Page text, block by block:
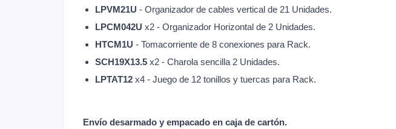
LPVM21U - Organizador de cables vertical de 21 Unidades.
LPCM042U x2 - Organizador Horizontal de 2 Unidades.
HTCM1U - Tomacorriente de 8 conexiones para Rack.
SCH19X13.5 x2 - Charola sencilla 2 Unidades.
LPTAT12 x4 - Juego de 12 tonillos y tuercas para Rack.
Envío desarmado y empacado en caja de cartón.